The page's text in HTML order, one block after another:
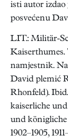
isti autor izdao
posvećenu
LIT.: Militär-
Kaiserthumes.
namjestnik.
David plemić
Rhonfeld).
kaiserliche
und königliche
1902–1905,